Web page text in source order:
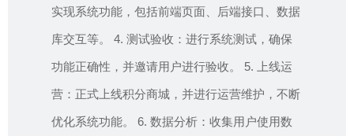
实现系统功能，包括前端页面、后端接口、数据
库交互等。 4. 测试验收：进行系统测试，确保
功能正确性，并邀请用户进行验收。 5. 上线运
营：正式上线积分商城，并进行运营维护，不断
优化系统功能。 6. 数据分析：收集用户使用数